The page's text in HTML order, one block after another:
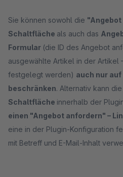
Sie können sowohl die
Schaltfläche als auch das
Formular (die ID des Angebot
ausgewählte Artikel in der Artikel
festgelegt werden) auch nur
beschränken. Alternativ kann die
Schaltfläche innerhalb der
einen "Angebot anfordern" –
eine in der Plugin-Konfiguration
mit Betreff und E-Mail-Inhalt